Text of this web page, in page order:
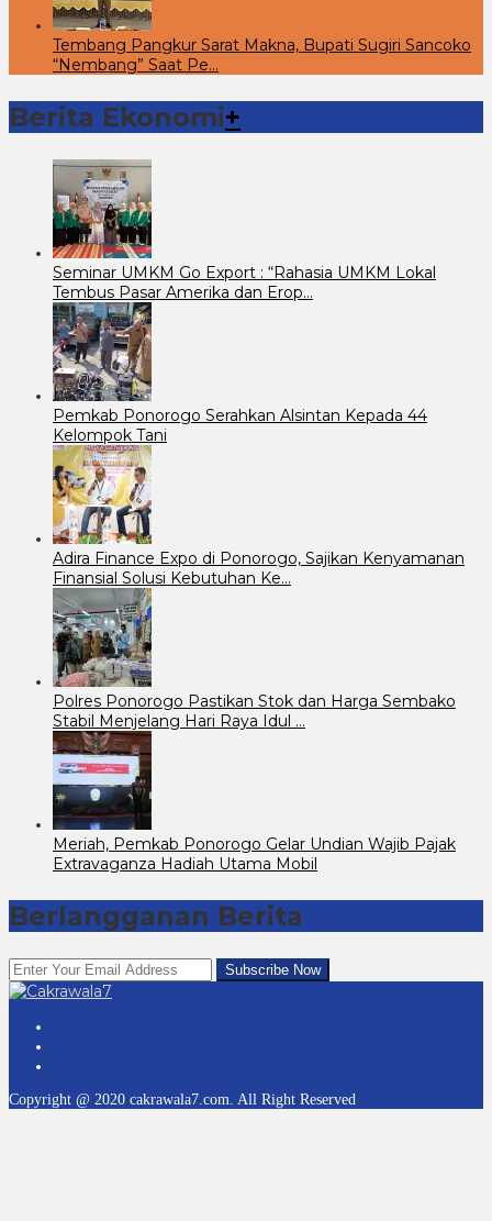
Tembang Pangkur Sarat Makna, Bupati Sugiri Sancoko
“Nembang” Saat Pe…
Berita Ekonomi+
Seminar UMKM Go Export : “Rahasia UMKM Lokal
Tembus Pasar Amerika dan Erop…
Pemkab Ponorogo Serahkan Alsintan Kepada 44
Kelompok Tani
Adira Finance Expo di Ponorogo, Sajikan Kenyamanan
Finansial Solusi Kebutuhan Ke…
Polres Ponorogo Pastikan Stok dan Harga Sembako
Stabil Menjelang Hari Raya Idul …
Meriah, Pemkab Ponorogo Gelar Undian Wajib Pajak
Extravaganza Hadiah Utama Mobil
Berlangganan Berita
Copyright @ 2020 cakrawala7.com. All Right Reserved